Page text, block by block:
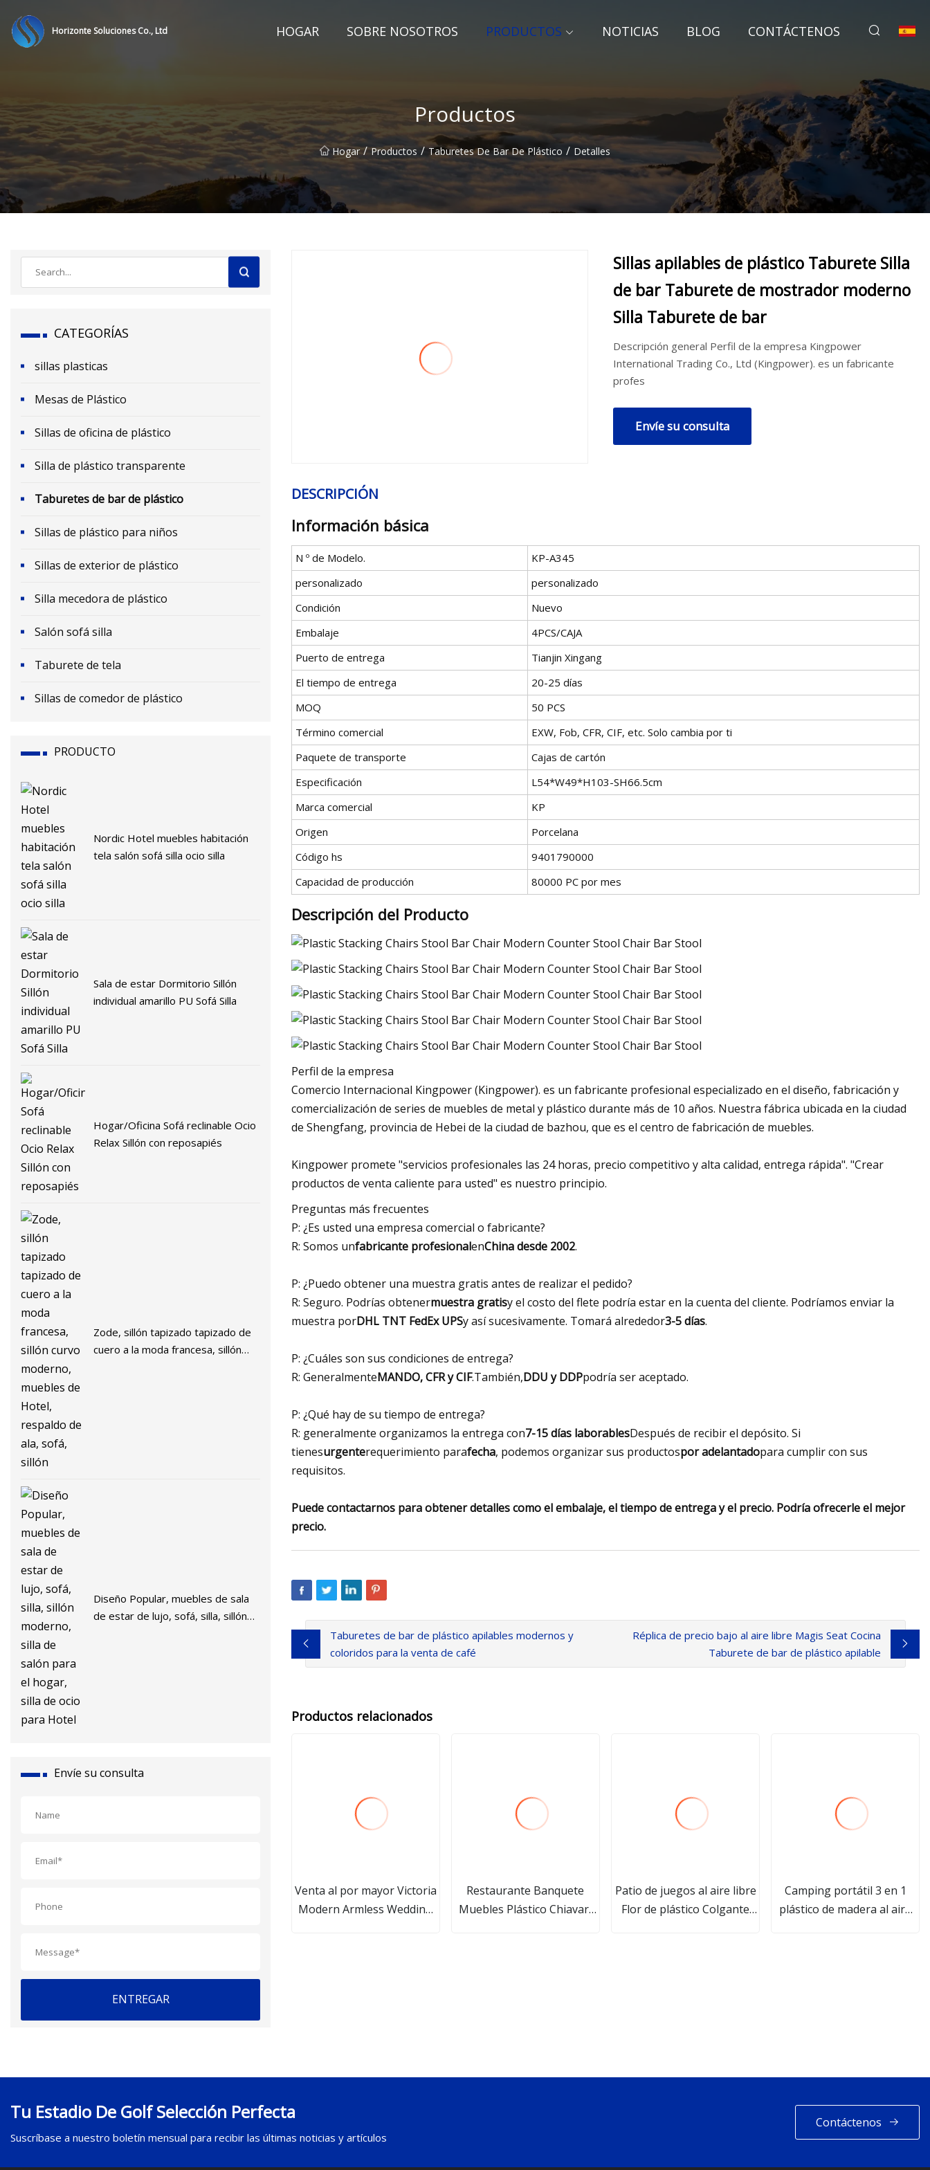
Horizonte Soluciones Co., Ltd HOGAR SOBRE NOSOTROS PRODUCTOS NOTICIAS BLOG CONTÁCTENOS
Productos
Hogar / Productos / Taburetes De Bar De Plástico / Detalles
CATEGORÍAS
sillas plasticas
Mesas de Plástico
Sillas de oficina de plástico
Silla de plástico transparente
Taburetes de bar de plástico
Sillas de plástico para niños
Sillas de exterior de plástico
Silla mecedora de plástico
Salón sofá silla
Taburete de tela
Sillas de comedor de plástico
PRODUCTO
Nordic Hotel muebles habitación
tela salón sofá silla ocio silla
Sala de estar Dormitorio Sillón
individual amarillo PU Sofá Silla
Hogar/Oficina Sofá reclinable Ocio
Relax Sillón con reposapiés
Zode, sillón tapizado tapizado de
cuero a la moda francesa, sillón
Diseño Popular, muebles de sala
de estar de lujo, sofá, silla, sillón
Envíe su consulta
ENTREGAR
Sillas apilables de plástico Taburete Silla
de bar Taburete de mostrador moderno
Silla Taburete de bar
Descripción general Perfil de la empresa Kingpower
International Trading Co., Ltd (Kingpower). es un fabricante
profes
Envíe su consulta
DESCRIPCIÓN
Información básica
N º de Modelo.
KP-A345
personalizado
personalizado
Condición
Nuevo
Embalaje
4PCS/CAJA
Puerto de entrega
Tianjin Xingang
El tiempo de entrega
20-25 días
MOQ
50 PCS
Término comercial
EXW, Fob, CFR, CIF, etc. Solo cambia por ti
Paquete de transporte
Cajas de cartón
Especificación
L54*W49*H103-SH66.5cm
Marca comercial
KP
Origen
Porcelana
Código hs
9401790000
Capacidad de producción
80000 PC por mes
Descripción del Producto
Perfil de la empresa
Comercio Internacional Kingpower (Kingpower). es un fabricante profesional especializado en el diseño, fabricación y
comercialización de series de muebles de metal y plástico durante más de 10 años. Nuestra fábrica ubicada en la ciudad
de Shengfang, provincia de Hebei de la ciudad de bazhou, que es el centro de fabricación de muebles.
Kingpower promete "servicios profesionales las 24 horas, precio competitivo y alta calidad, entrega rápida". "Crear
productos de venta caliente para usted" es nuestro principio.
Preguntas más frecuentes
P: ¿Es usted una empresa comercial o fabricante?
R: Somos unfabricante profesionalenChina desde 2002.
P: ¿Puedo obtener una muestra gratis antes de realizar el pedido?
R: Seguro. Podrías obtenermuestra gratisy el costo del flete podría estar en la cuenta del cliente. Podríamos enviar la
muestra porDHL TNT FedEx UPSy así sucesivamente. Tomará alrededor3-5 días.
P: ¿Cuáles son sus condiciones de entrega?
R: GeneralmenteMANDO, CFR y CIF.También,DDU y DDPpodría ser aceptado.
P: ¿Qué hay de su tiempo de entrega?
R: generalmente organizamos la entrega con7-15 días laborablesDespués de recibir el depósito. Si
tienesurgenterequerimiento parafecha, podemos organizar sus productospor adelantadopara cumplir con sus
requisitos.
Puede contactarnos para obtener detalles como el embalaje, el tiempo de entrega y el precio. Podría ofrecerle el mejor
precio.
Taburetes de bar de plástico apilables modernos y
coloridos para la venta de café
Réplica de precio bajo al aire libre Magis Seat Cocina
Taburete de bar de plástico apilable
Productos relacionados
Venta al por mayor Victoria
Modern Armless Wedding
Restaurante Banquete
Muebles Plástico Chiavari
Patio de juegos al aire libre
Flor de plástico Colgante
Camping portátil 3 en 1
plástico de madera al aire
Tu Estadio De Golf Selección Perfecta
Suscríbase a nuestro boletín mensual para recibir las últimas noticias y artículos
Contáctenos